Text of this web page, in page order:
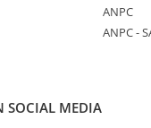
ANPC
ANPC -
SOCIAL MEDIA